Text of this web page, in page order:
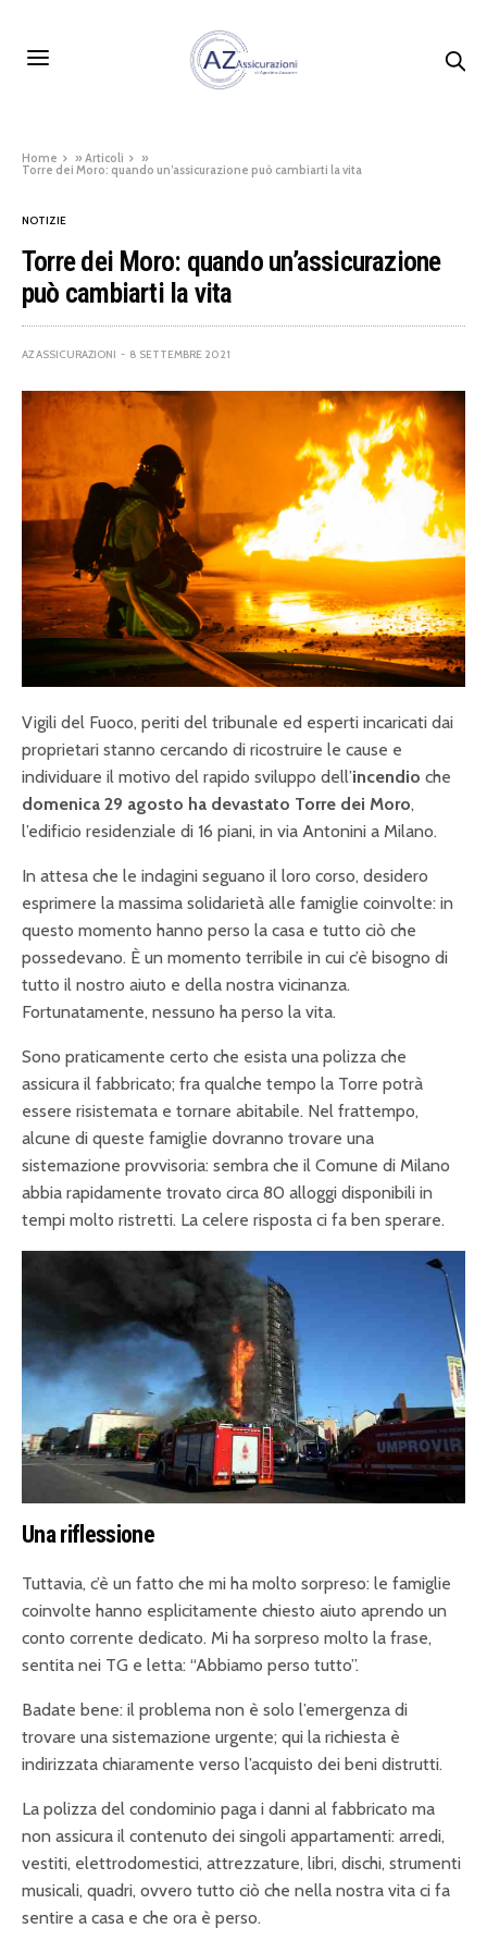
Home »Articoli
»
Torre dei Moro: quando un’assicurazione può cambiarti la vita
NOTIZIE
Torre dei Moro: quando un’assicurazione
può cambiarti la vita
AZ ASSICURAZIONI 8 SETTEMBRE 2021
Vigili del Fuoco, periti del tribunale ed esperti incaricati dai
proprietari stanno cercando di ricostruire le cause e
individuare il motivo del rapido sviluppo dell’incendio che
domenica 29 agosto ha devastato Torre dei Moro,
l’edificio residenziale di 16 piani, in via Antonini a Milano.
In attesa che le indagini seguano il loro corso, desidero
esprimere la massima solidarietà alle famiglie coinvolte: in
questo momento hanno perso la casa e tutto ciò che
possedevano. È un momento terribile in cui c’è bisogno di
tutto il nostro aiuto e della nostra vicinanza.
Fortunatamente, nessuno ha perso la vita.
Sono praticamente certo che esista una polizza che
assicura il fabbricato; fra qualche tempo la Torre potrà
essere risistemata e tornare abitabile. Nel frattempo,
alcune di queste famiglie dovranno trovare una
sistemazione provvisoria: sembra che il Comune di Milano
abbia rapidamente trovato circa 80 alloggi disponibili in
tempi molto ristretti. La celere risposta ci fa ben sperare.
Una riflessione
Tuttavia, c’è un fatto che mi ha molto sorpreso: le famiglie
coinvolte hanno esplicitamente chiesto aiuto aprendo un
conto corrente dedicato. Mi ha sorpreso molto la frase,
sentita nei TG e letta: “Abbiamo perso tutto”.
Badate bene: il problema non è solo l’emergenza di
trovare una sistemazione urgente; qui la richiesta è
indirizzata chiaramente verso l’acquisto dei beni distrutti.
La polizza del condominio paga i danni al fabbricato ma
non assicura il contenuto dei singoli appartamenti: arredi,
vestiti, elettrodomestici, attrezzature, libri, dischi, strumenti
musicali, quadri, ovvero tutto ciò che nella nostra vita ci fa
sentire a casa e che ora è perso.